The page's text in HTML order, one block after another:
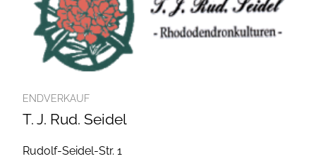
ENDVERKAUF
T. J. Rud. Seidel
Rudolf-Seidel-Str. 1